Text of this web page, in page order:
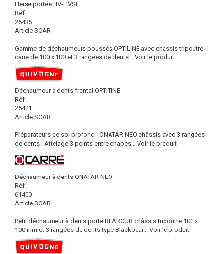
Herse portée HV-HVSL
Réf :
25435
Article SCAR
Gamme de déchaumeurs poussés OPTILINE avec châssis tripoutre
carré de 100 x 100 et 3 rangées de dents... Voir le produit
Déchaumeur à dents frontal OPTITINE
Réf :
25421
Article SCAR
Préparateurs de sol profond : ONATAR NEO châssis avec 3 rangées
de dents : Attelage 3 points entre chapes... Voir le produit
Déchaumeur à dents ONATAR NEO
Réf :
61400
Article SCAR
Petit déchaumeur à dents porté BEARCUB châssis tripoutre 100 x
100 mm et 3 rangées de dents type Blackbear... Voir le produit